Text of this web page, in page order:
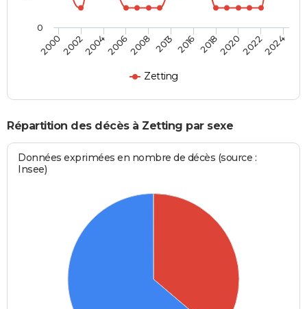
Zetting
20002002200420062008 2013 2016 2018202020222024
0
Répartition des décès à Zetting par sexe
Données exprimées en nombre de décès (source :
Insee)